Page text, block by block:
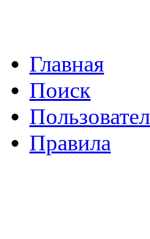
Главная
Поиск
Правила